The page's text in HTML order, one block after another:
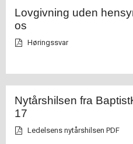
Lovgivning uden
os
Høringssvar
Nytårshilsen fra
17
Ledelsens nytårshilsen PDF